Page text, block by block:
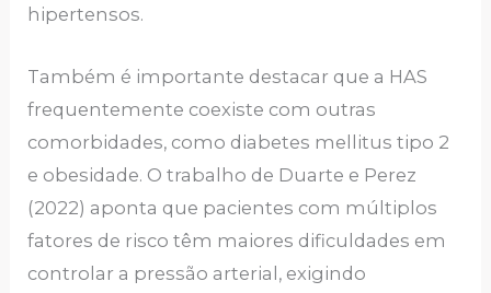
hipertensos.
Também é importante destacar que a HAS
frequentemente coexiste com outras
comorbidades, como diabetes mellitus tipo 2
e obesidade. O trabalho de Duarte e Perez
(2022) aponta que pacientes com múltiplos
fatores de risco têm maiores dificuldades em
controlar a pressão arterial, exigindo